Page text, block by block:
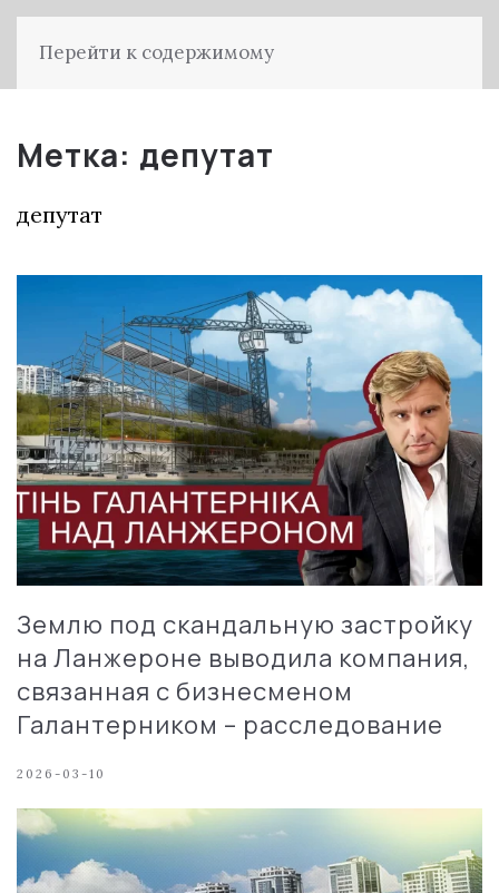
Перейти к содержимому
Метка: депутат
депутат
Землю под скандальную застройку
на Ланжероне выводила компания,
связанная с бизнесменом
Галантерником – расследование
2026-03-10